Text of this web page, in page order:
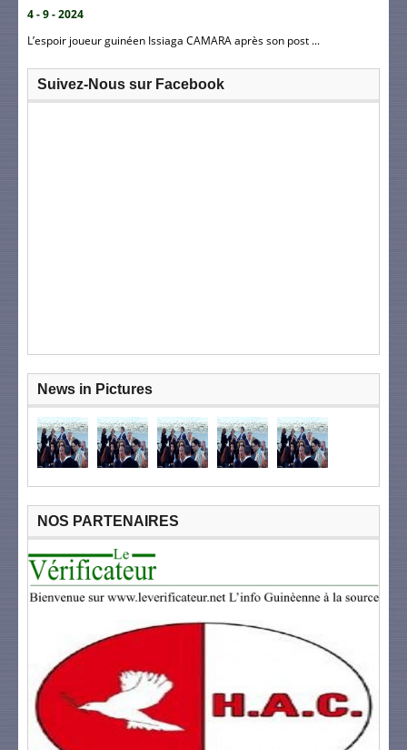
4 - 9 - 2024
L’espoir joueur guinéen Issiaga CAMARA après son post ...
Suivez-Nous sur Facebook
News in Pictures
NOS PARTENAIRES